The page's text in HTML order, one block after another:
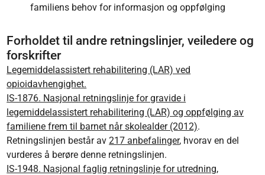
familiens behov for informasjon og oppfølging
Forholdet til andre retningslinjer, veiledere og
forskrifter
Legemiddelassistert rehabilitering (LAR) ved
opioidavhengighet.
IS-1876. Nasjonal retningslinje for gravide i
legemiddelassistert rehabilitering (LAR) og oppfølging av
familiene frem til barnet når skolealder (2012).
Retningslinjen består av217 anbefalinger, hvorav en del
vurderes å berøre denne retningslinjen.
IS-1948. Nasjonal faglig retningslinje for utredning,